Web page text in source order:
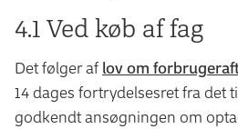
4.1 Ved køb af fag
Det følger af lov om
14 dages fortrydelsesret fra det
godkendt ansøgningen om